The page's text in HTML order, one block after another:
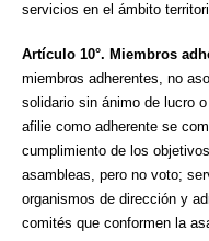
servicios en el ámbito
Artículo 10°. Miembros
miembros adherentes, no
solidario sin ánimo de lucro
afilie como adherente se
cumplimiento de los
asambleas, pero no voto;
organismos de dirección y
comités que conformen la